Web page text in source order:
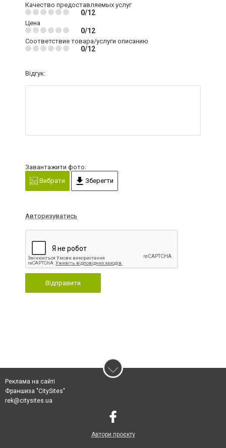
Качество предоставляемых услуг
0/12
Цена
0/12
Соответствие товара/услуги описанию
0/12
Відгук:
Завантажити фото:
Вибрати
Зберегти
Авторизуватись
Відправити
Реклама на сайті
Франшиза "CitySites"
rek@citysites.ua
Автори проєкту